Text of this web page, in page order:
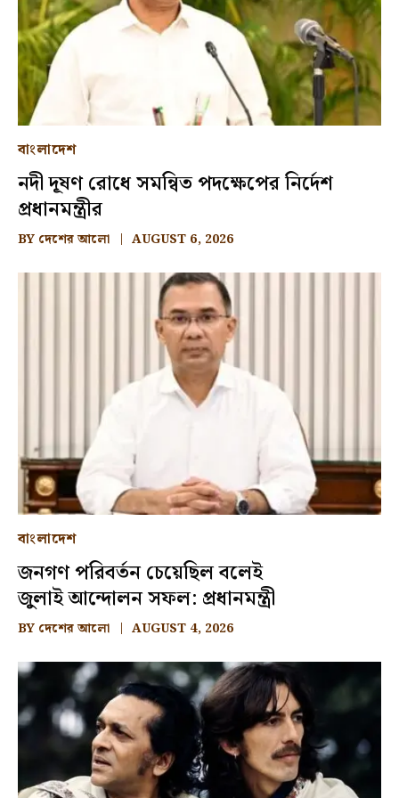
বাংলাদেশ
নদী দূষণ রোধে সমন্বিত পদক্ষেপের নির্দেশ
প্রধানমন্ত্রীর
BY দেশের আলো AUGUST 6, 2026
বাংলাদেশ
জনগণ পরিবর্তন চেয়েছিল বলেই
জুলাই আন্দোলন সফল: প্রধানমন্ত্রী
BY দেশের আলো AUGUST 4, 2026